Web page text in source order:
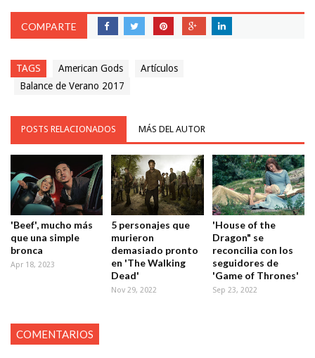
COMPARTE
TAGS American Gods
Artículos
Balance de Verano 2017
POSTS RELACIONADOS MÁS DEL AUTOR
'Beef', mucho más
que una simple
bronca
Apr 18, 2023
5 personajes que
murieron
demasiado pronto
en 'The Walking
Dead'
Nov 29, 2022
'House of the
Dragon" se
reconcilia con los
seguidores de
'Game of Thrones'
Sep 23, 2022
COMENTARIOS